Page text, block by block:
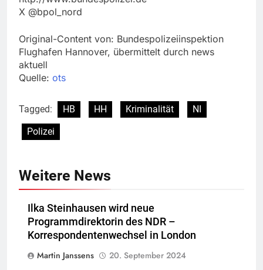
X @bpol_nord
Original-Content von: Bundespolizeiinspektion
Flughafen Hannover, übermittelt durch news
aktuell
Quelle: ots
Tagged: HB HH Kriminalität
NI
Polizei
Weitere News
Ilka Steinhausen wird neue
Programmdirektorin des NDR –
Korrespondentenwechsel in London
Martin Janssens
20. September 2024